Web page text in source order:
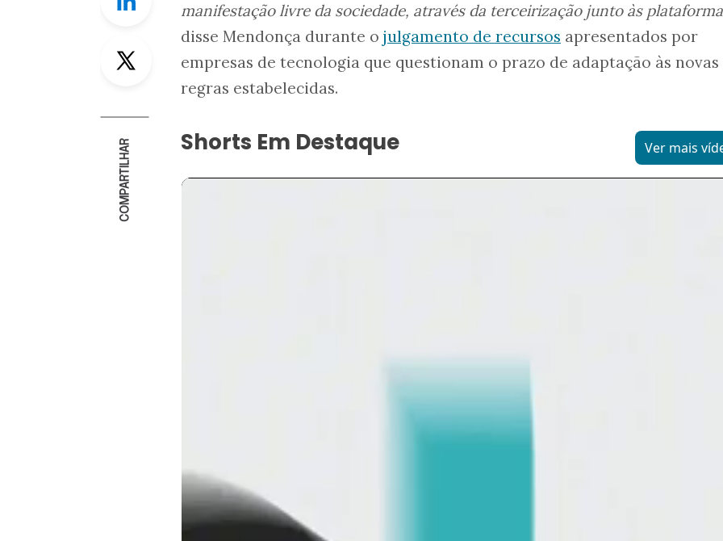
Twitter
COMPARTILHAR
manifestação livre da sociedade, através da terceirização junto às
disse Mendonça durante o julgamento de recursos apresentados por
empresas de tecnologia que questionam o prazo de adaptação às novas
regras estabelecidas.
Shorts Em Destaque Ver mais